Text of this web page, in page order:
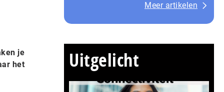
je
het
Meer artikelen
Uitgelicht